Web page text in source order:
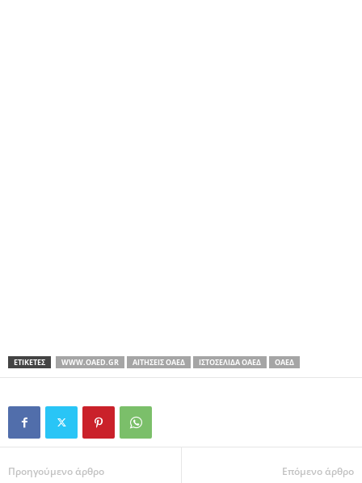
ΕΤΙΚΕΤΕΣ WWW.OAED.GR ΑΙΤΉΣΕΙΣ ΟΑΕΔ ΙΣΤΟΣΕΛΊΔΑ ΟΑΕΔ ΟΑΕΔ
Προηγούμενο άρθρο Επόμενο άρθρο